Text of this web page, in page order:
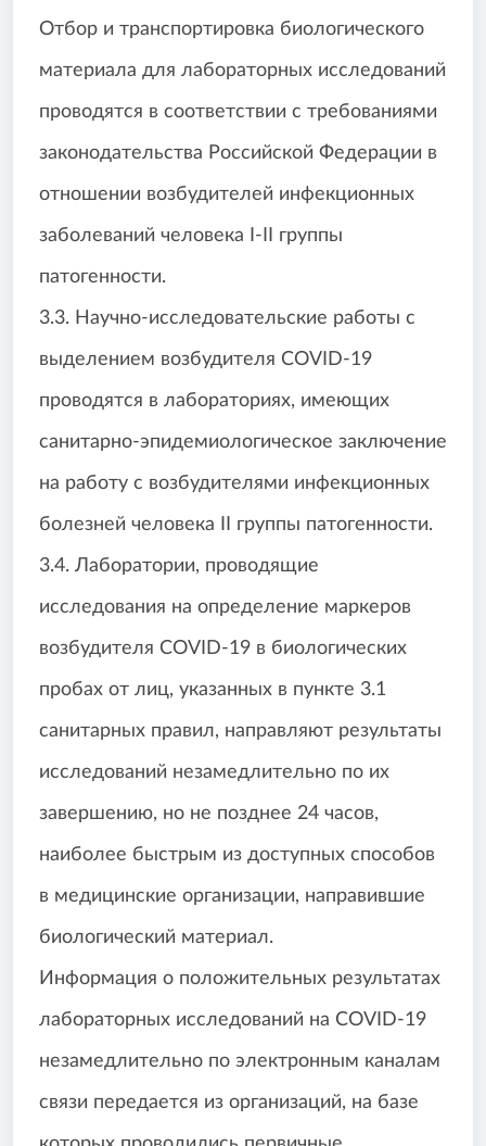
Отбор и транспортировка биологического
материала для лабораторных исследований
проводятся в соответствии с требованиями
законодательства Российской Федерации в
отношении возбудителей инфекционных
заболеваний человека I-II группы
патогенности.
3.3. Научно-исследовательские работы с
выделением возбудителя COVID-19
проводятся в лабораториях, имеющих
санитарно-эпидемиологическое заключение
на работу с возбудителями инфекционных
болезней человека II группы патогенности.
3.4. Лаборатории, проводящие
исследования на определение маркеров
возбудителя COVID-19 в биологических
пробах от лиц, указанных в пункте 3.1
санитарных правил, направляют результаты
исследований незамедлительно по их
завершению, но не позднее 24 часов,
наиболее быстрым из доступных способов
в медицинские организации, направившие
биологический материал.
Информация о положительных результатах
лабораторных исследований на COVID-19
незамедлительно по электронным каналам
связи передается из организаций, на базе